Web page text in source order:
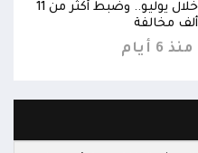
خلال يوليو.. وضبط أكثر من 11
ألف مخالفة
منذ 6 أيام